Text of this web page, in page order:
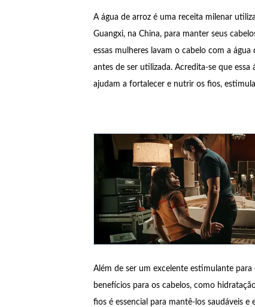
A água de arroz é uma receita milenar
Guangxi, na China, para manter seus
essas mulheres lavam o cabelo com a
antes de ser utilizada. Acredita-se que
ajudam a fortalecer e nutrir os fios,
Além de ser um excelente estimulante
benefícios para os cabelos, como
fios é essencial para mantê-los saudáveis